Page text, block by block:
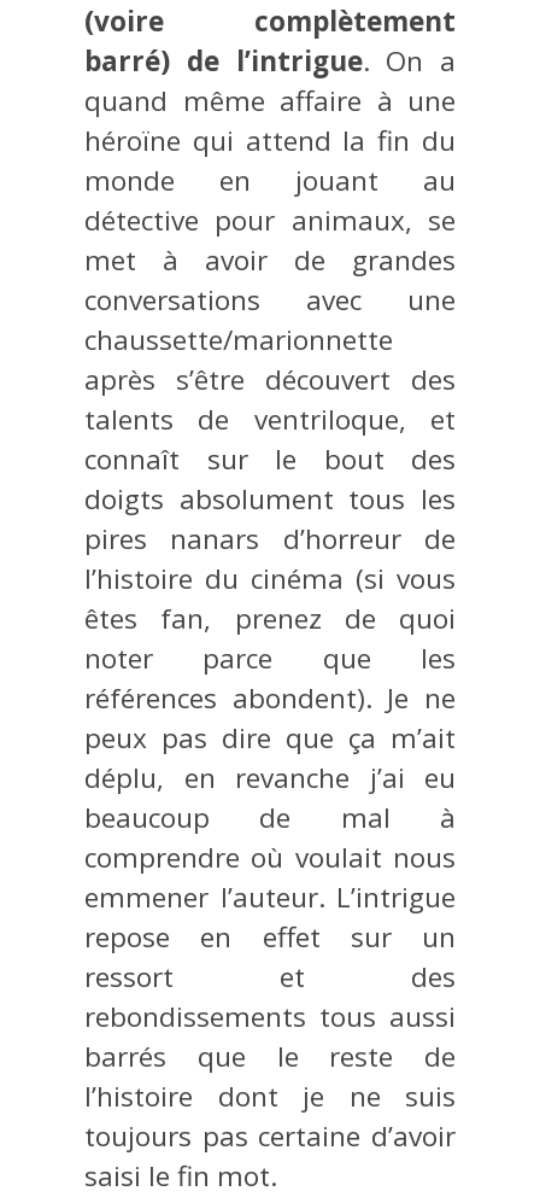
(voire complètement
barré) de l’intrigue. On a
quand même affaire à une
héroïne qui attend la fin du
monde en jouant au
détective pour animaux, se
met à avoir de grandes
conversations avec une
chaussette/marionnette
après s’être découvert des
talents de ventriloque, et
connaît sur le bout des
doigts absolument tous les
pires nanars d’horreur de
l’histoire du cinéma (si vous
êtes fan, prenez de quoi
noter parce que les
références abondent). Je ne
peux pas dire que ça m’ait
déplu, en revanche j’ai eu
beaucoup de mal à
comprendre où voulait nous
emmener l’auteur. L’intrigue
repose en effet sur un
ressort et des
rebondissements tous aussi
barrés que le reste de
l’histoire dont je ne suis
toujours pas certaine d’avoir
saisi le fin mot.